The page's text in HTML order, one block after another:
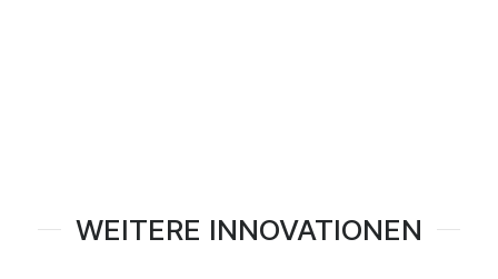
WEITERE INNOVATIONEN